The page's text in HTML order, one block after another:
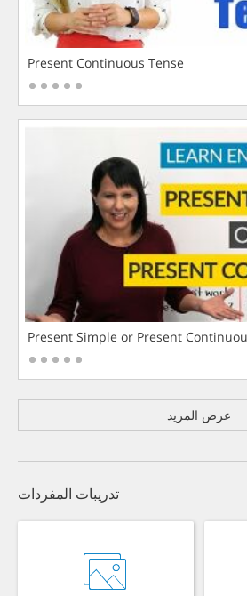
Present Continuous Tense
Present Simple or Present
عرض المزيد
تدريبات المفردات